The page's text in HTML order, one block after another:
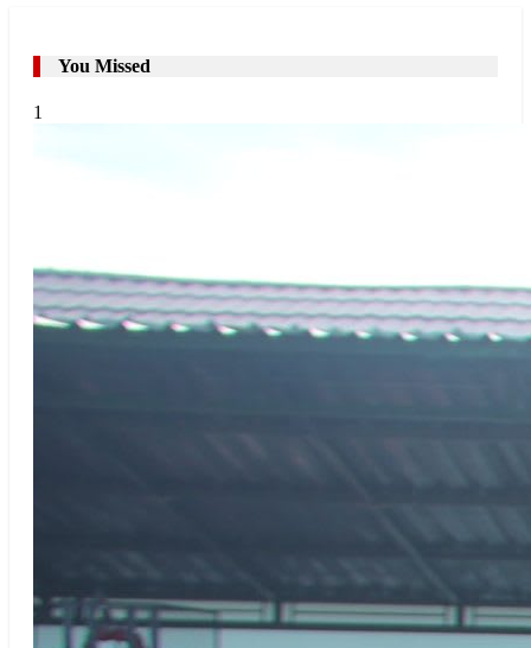
You Missed
1